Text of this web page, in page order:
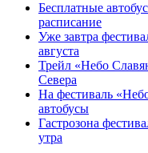
Бесплатные
расписание
Уже завтра
августа
Трейл «Небо
Севера
На фестиваль
автобусы
Гастрозона
утра